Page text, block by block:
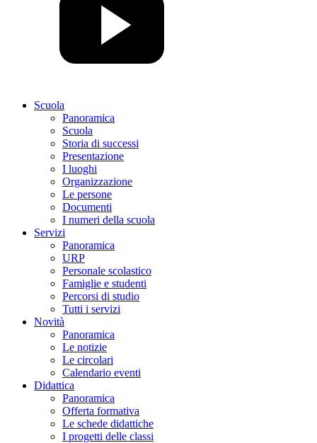
Scuola
Panoramica
Scuola
Storia di successi
Presentazione
I luoghi
Organizzazione
Le persone
Documenti
I numeri della scuola
Servizi
Panoramica
URP
Personale scolastico
Famiglie e studenti
Percorsi di studio
Tutti i servizi
Novità
Panoramica
Le notizie
Le circolari
Calendario eventi
Didattica
Panoramica
Offerta formativa
Le schede didattiche
I progetti delle classi